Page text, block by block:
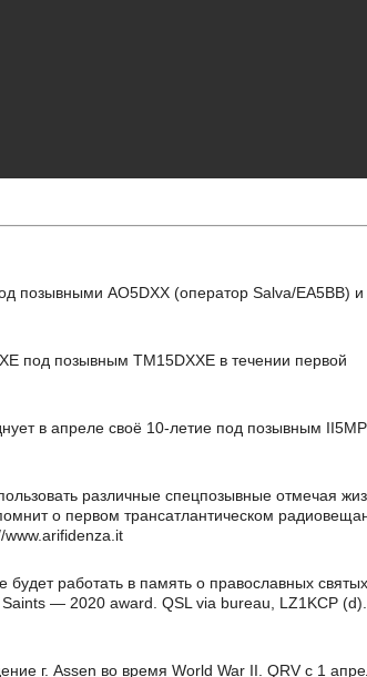
позывными AO5DXX (оператор Salva/EA5BB) и
под позывным TM15DXXE в течении первой
в апреле своё 10-летие под позывным
различные спецпозывные отмечая
о первом трансатлантическом
работать в память о православных святых
— 2020 award. QSL via bureau, LZ1KCP (d).
г. Assen во время World War II. QRV с 1